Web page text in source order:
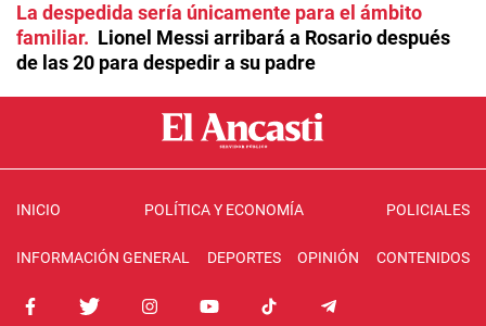
La despedida sería únicamente para el ámbito
familiar
Lionel Messi arribará a Rosario después
de las 20 para despedir a su padre
INICIO POLÍTICA Y ECONOMÍA POLICIALES
INFORMACIÓN GENERAL DEPORTES OPINIÓN CONTENIDOS